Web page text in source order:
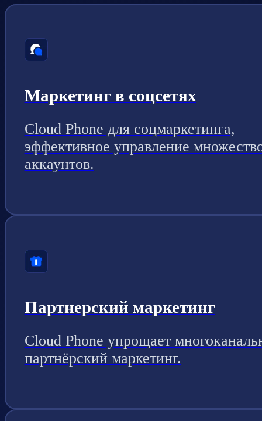
Маркетинг в соцсетях
Cloud Phone для соцмаркетинга,
эффективное управление
аккаунтов.
Партнерский маркетинг
Cloud Phone упрощает
партнёрский маркетинг.